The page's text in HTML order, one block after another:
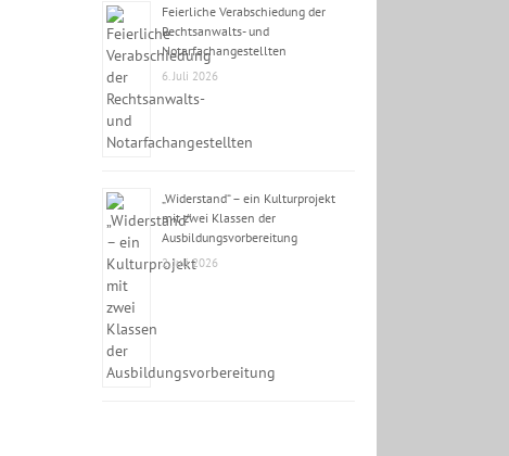
Feierliche Verabschiedung der
Rechtsanwalts- und
Notarfachangestellten
6. Juli 2026
„Widerstand“ – ein Kulturprojekt
mit zwei Klassen der
Ausbildungsvorbereitung
2. Juli 2026